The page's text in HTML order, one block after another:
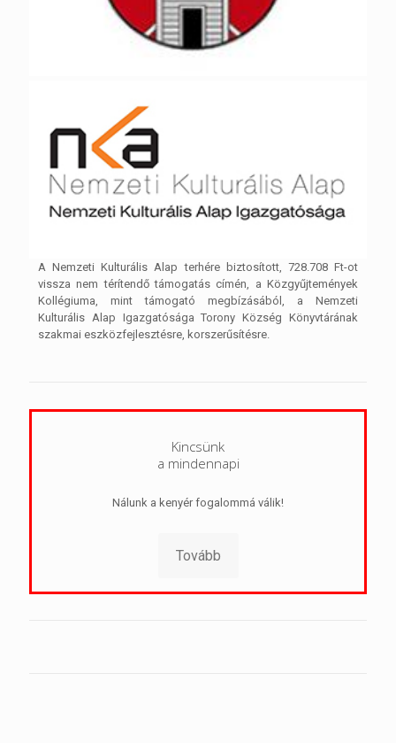
A Nemzeti Kulturális Alap terhére biztosított, 728.708 Ft-ot
vissza nem térítendő támogatás címén, a Közgyűjtemények
Kollégiuma, mint támogató megbízásából, a Nemzeti
Kulturális Alap Igazgatósága Torony Község Könyvtárának
szakmai eszközfejlesztésre, korszerűsítésre.
Kincsünk
a mindennapi
Nálunk a kenyér fogalommá válik!
Tovább